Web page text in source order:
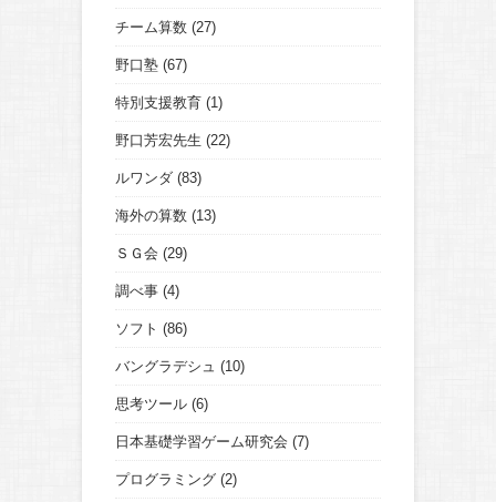
チーム算数 (27)
野口塾 (67)
特別支援教育 (1)
野口芳宏先生 (22)
ルワンダ (83)
海外の算数 (13)
ＳＧ会 (29)
調べ事 (4)
ソフト (86)
バングラデシュ (10)
思考ツール (6)
日本基礎学習ゲーム研究会 (7)
プログラミング (2)